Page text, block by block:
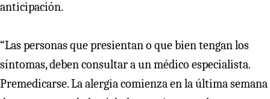
anticipación.
“Las personas que presientan o que bien tengan los
síntomas, deben consultar a un médico especialista.
Premedicarse. La alergia comienza en la última semana